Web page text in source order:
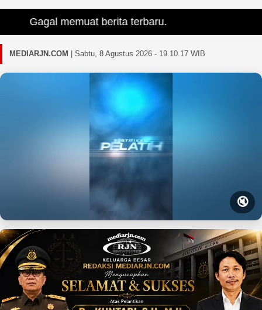
Gagal memuat berita terbaru.
MEDIARJN.COM Sabtu, 8 Agustus 2026 - 19.10.18 WIB
🔇